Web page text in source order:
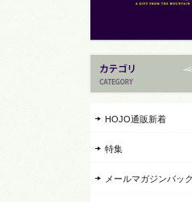
HOJO通販新着
特集
メールマガジンバッ